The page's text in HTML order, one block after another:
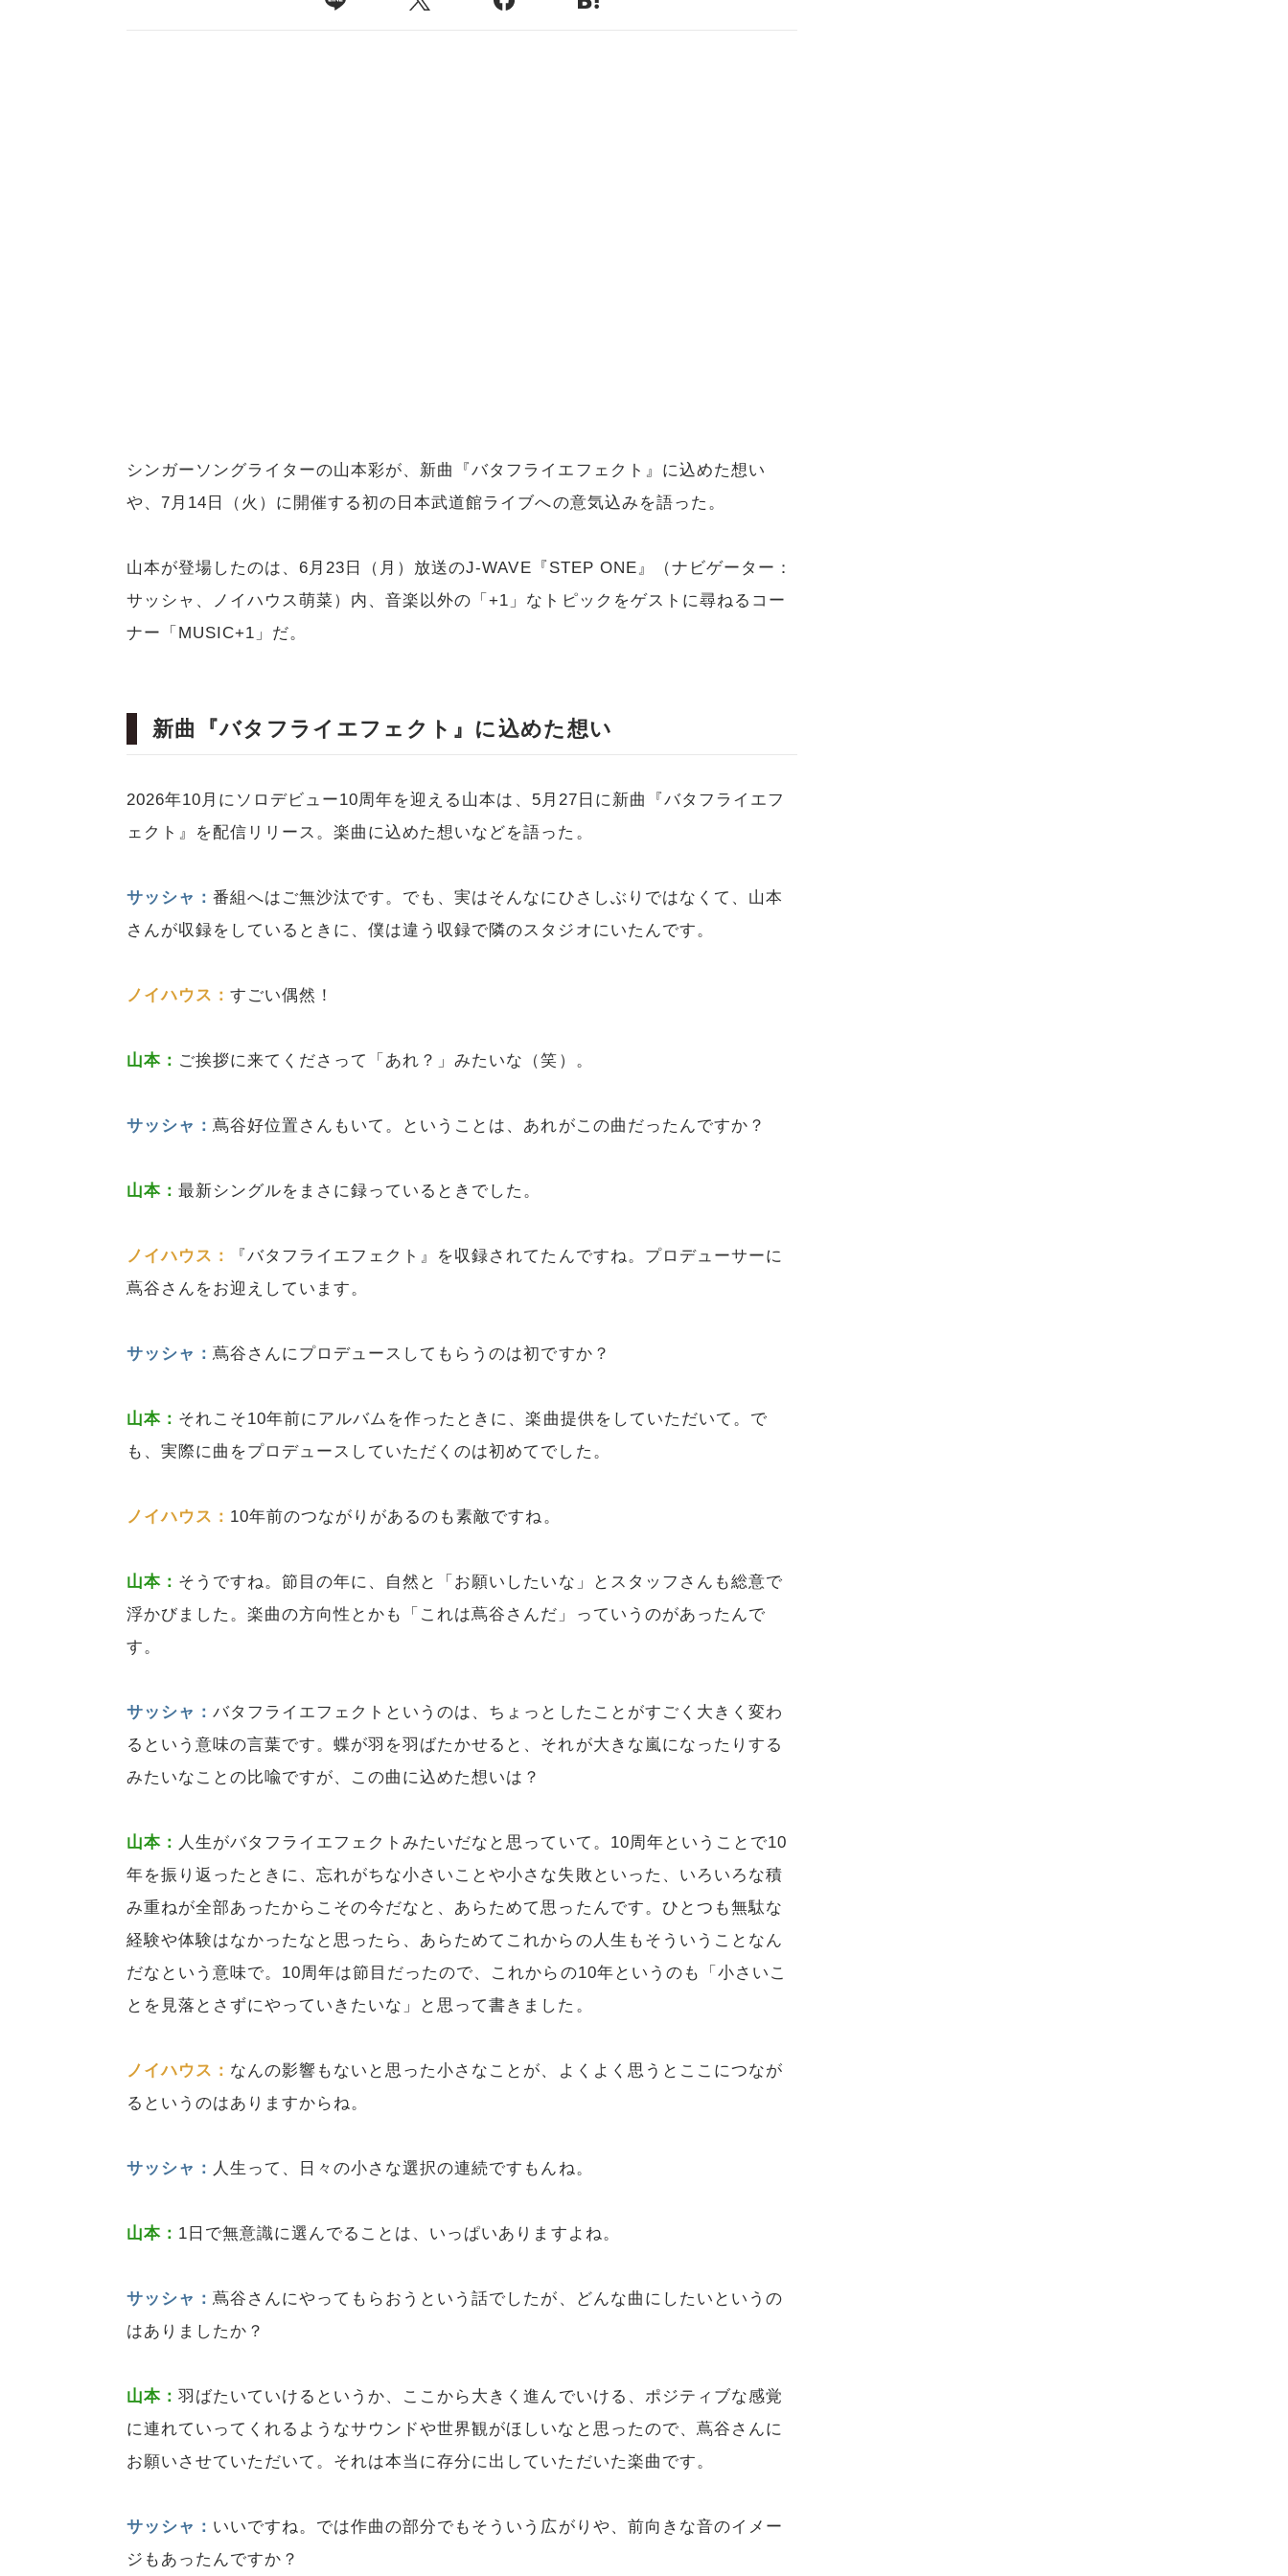
シンガーソングライターの山本彩が、新曲『バタフライエフェクト』に込めた想い
や、7月14日（火）に開催する初の日本武道館ライブへの意気込みを語った。
山本が登場したのは、6月23日（月）放送のJ-WAVE『STEP ONE』（ナビゲーター：
サッシャ、ノイハウス萌菜）内、音楽以外の「+1」なトピックをゲストに尋ねるコー
ナー「MUSIC+1」だ。
新曲『バタフライエフェクト』に込めた想い
2026年10月にソロデビュー10周年を迎える山本は、5月27日に新曲『バタフライエフ
ェクト』を配信リリース。楽曲に込めた想いなどを語った。
サッシャ：番組へはご無沙汰です。でも、実はそんなにひさしぶりではなくて、山本
さんが収録をしているときに、僕は違う収録で隣のスタジオにいたんです。
ノイハウス：すごい偶然！
山本： ご挨拶に来てくださって「あれ？」みたいな（笑）。
サッシャ：蔦谷好位置さんもいて。ということは、あれがこの曲だったんですか？
山本：最新シングルをまさに録っているときでした。
ノイハウス：
『バタフライエフェクト』を収録されてたんですね。プロデューサーに
蔦谷さんをお迎えしています。
サッシャ：蔦谷さんにプロデュースしてもらうのは初ですか？
山本： それこそ10年前にアルバムを作ったときに、楽曲提供をしていただいて。で
も、実際に曲をプロデュースしていただくのは初めてでした。
ノイハウス： 10年前のつながりがあるのも素敵ですね。
山本： そうですね。節目の年に、自然と「お願いしたいな」とスタッフさんも総意で
浮かびました。楽曲の方向性とかも「これは蔦谷さんだ」っていうのがあったんで
す。
サッシャ：バタフライエフェクトというのは、ちょっとしたことがすごく大きく変わ
るという意味の言葉です。蝶が羽を羽ばたかせると、それが大きな嵐になったりする
みたいなことの比喩ですが、この曲に込めた想いは？
山本： 人生がバタフライエフェクトみたいだなと思っていて。10周年ということで10
年を振り返ったときに、忘れがちな小さいことや小さな失敗といった、いろいろな積
み重ねが全部あったからこその今だなと、あらためて思ったんです。ひとつも無駄な
経験や体験はなかったなと思ったら、あらためてこれからの人生もそういうことなん
だなという意味で。10周年は節目だったので、これからの10年というのも「小さいこ
とを見落とさずにやっていきたいな」と思って書きました。
ノイハウス： なんの影響もないと思った小さなことが、よくよく思うとここにつなが
るというのはありますからね。
サッシャ： 人生って、日々の小さな選択の連続ですもんね。
山本： 1日で無意識に選んでることは、いっぱいありますよね。
サッシャ：蔦谷さんにやってもらおうという話でしたが、どんな曲にしたいというの
はありましたか？
山本：羽ばたいていけるというか、ここから大きく進んでいける、ポジティブな感覚
に連れていってくれるようなサウンドや世界観がほしいなと思ったので、蔦谷さんに
お願いさせていただいて。それは本当に存分に出していただいた楽曲です。
サッシャ： いいですね。では作曲の部分でもそういう広がりや、前向きな音のイメー
ジもあったんですか？